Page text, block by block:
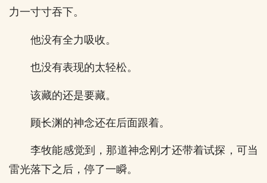
力一寸寸吞下。
他没有全力吸收。
也没有表现的太轻松。
该藏的还是要藏。
顾长渊的神念还在后面跟着。
李牧能感觉到，那道神念刚才还带着试探，可当
雷光落下之后，停了一瞬。